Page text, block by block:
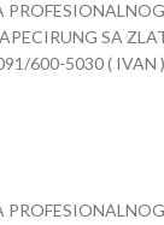
SA
600-5030 ( IVAN
pumpa s disk
Krom